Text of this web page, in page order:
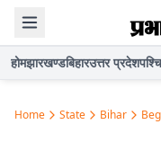
होमझारखण्डबिहारउत्तर प्रदेश
Home State Bihar